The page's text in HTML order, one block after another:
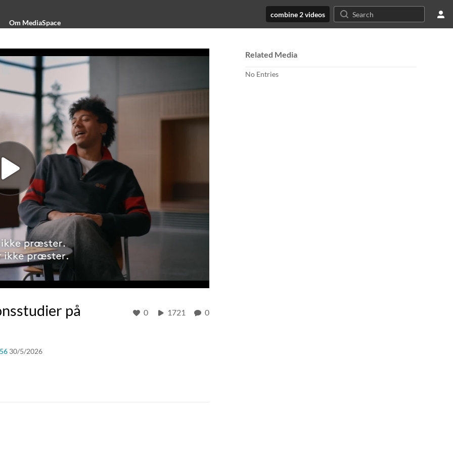
Om MediaSpace
combine 2 videos
på
30/5/2026
0 1721 0
Related Media
No Entries